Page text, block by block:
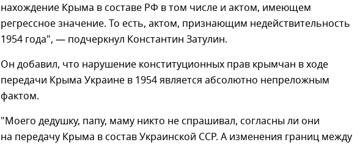
нахождение Крыма в составе РФ в том числе и актом, имеющем
регрессное значение. То есть, актом, признающим недействительность
1954 года", — подчеркнул Константин Затулин.
Он добавил, что нарушение конституционных прав крымчан в ходе
передачи Крыма Украине в 1954 является абсолютно непреложным
фактом.
"Моего дедушку, папу, маму никто не спрашивал, согласны ли они
на передачу Крыма в состав Украинской ССР. А изменения границ между